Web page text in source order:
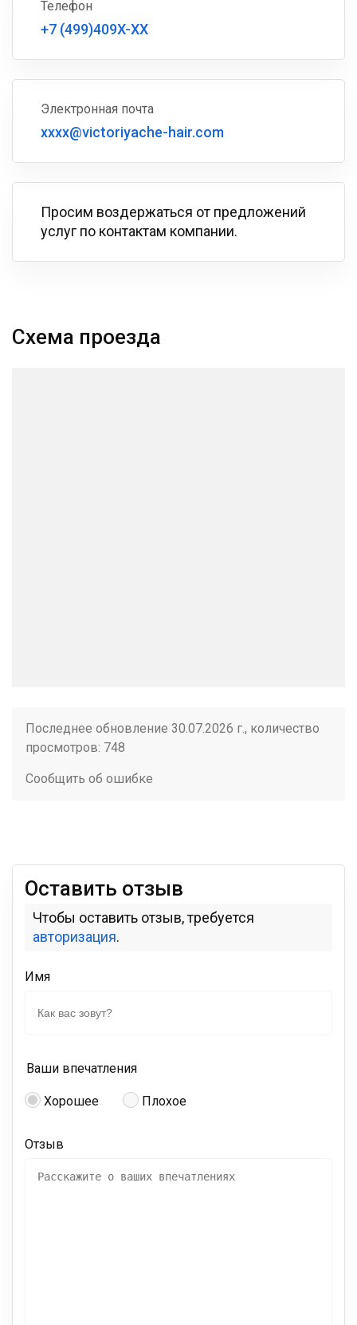
Телефон
+7 (499)409X-XX
Электронная почта
xxxx@victoriyache-hair.com
Просим воздержаться от предложений
услуг по контактам компании.
Схема проезда
Последнее обновление 30.07.2026 г., количество
просмотров: 748
Сообщить об ошибке
Оставить отзыв
Чтобы оставить отзыв, требуется
авторизация.
Имя
Ваши впечатления
Хорошее Плохое
Отзыв